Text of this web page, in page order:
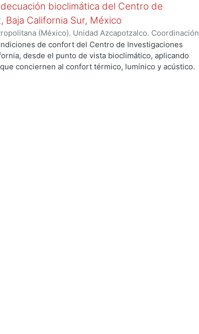
bioclimática del Centro de
Baja California Sur, México
(México). Unidad Azcapotzalco. Coordinación
,1999-12 )García Tavera, José Luis
de confort del Centro de Investigaciones
desde el punto de vista bioclimático, aplicando
conciernen al confort térmico, lumínico y acústico.